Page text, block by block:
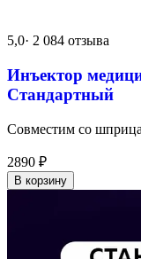
5,0· 2 084 отзыва
Инъектор
Стандартный
Совместим со
2890 ₽
В корзину